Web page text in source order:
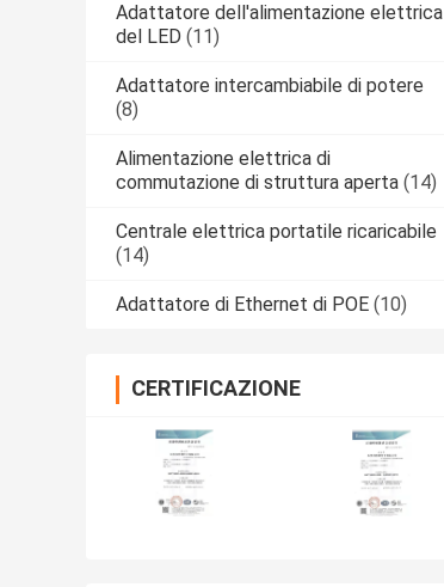
Adattatore dell'alimentazione elettrica
del LED (11)
Adattatore intercambiabile di potere
(8)
Alimentazione elettrica di
commutazione di struttura aperta (14)
Centrale elettrica portatile ricaricabile
(14)
Adattatore di Ethernet di POE (10)
CERTIFICAZIONE